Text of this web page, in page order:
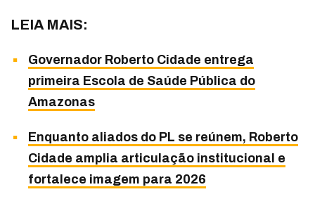
LEIA MAIS:
Governador Roberto Cidade entrega
primeira Escola de Saúde Pública do
Amazonas
Enquanto aliados do PL se reúnem, Roberto
Cidade amplia articulação institucional e
fortalece imagem para 2026